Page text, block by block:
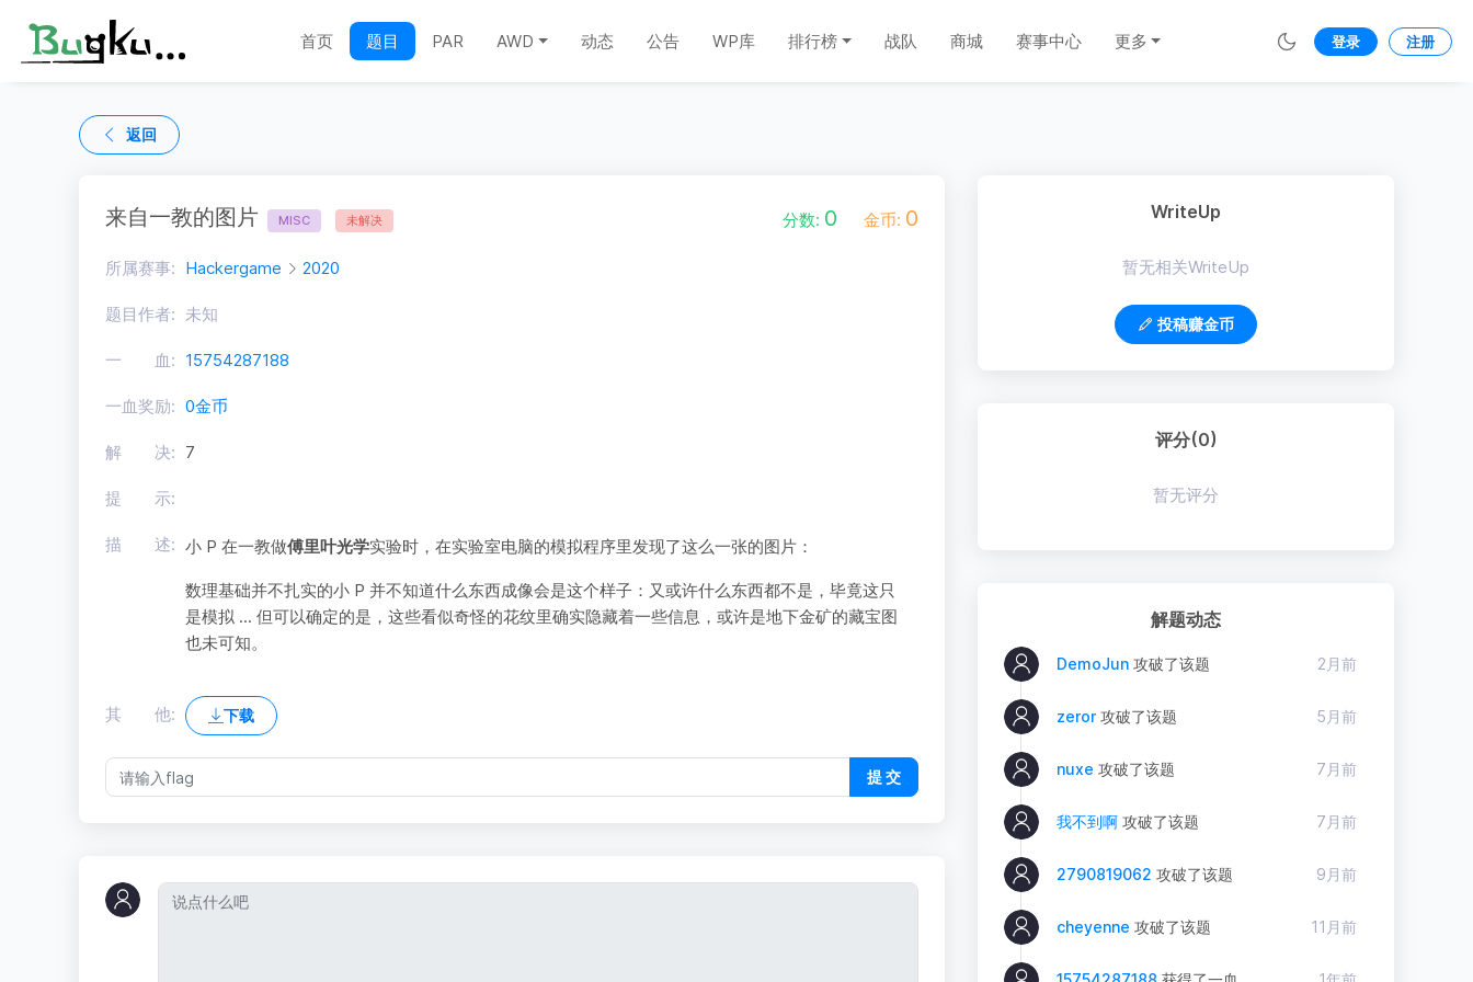
首页 题目 PAR AWD 动态 公告 WP库 排行榜 战队 商城 赛事中心 更多 登录 注册
返回
来自一教的图片 MISC 未解决 分数: 0 金币: 0
所属赛事: Hackergame 2020
题目作者: 未知
一 血: 15754287188
一血奖励: 0金币
解 决: 7
提 示:
描 述: 小 P 在一教做傅里叶光学实验时，在实验室电脑的模拟程序里发现了这么一张的图片：
数理基础并不扎实的小 P 并不知道什么东西成像会是这个样子：又或许什么东西都不是，毕竟这只
是模拟 ... 但可以确定的是，这些看似奇怪的花纹里确实隐藏着一些信息，或许是地下金矿的藏宝图
也未可知。
其 他: 下载
提 交
WriteUp
暂无相关WriteUp
投稿赚金币
评分(0)
暂无评分
解题动态
DemoJun 攻破了该题 2月前
zeror 攻破了该题 5月前
nuxe 攻破了该题 7月前
我不到啊 攻破了该题 7月前
2790819062 攻破了该题 9月前
cheyenne 攻破了该题 11月前